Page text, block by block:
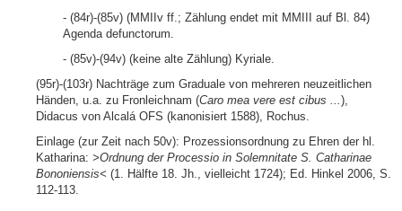
- (84r)-(85v) (MMIIv ff.; Zählung endet mit MMIII auf Bl. 84)
Agenda defunctorum.
- (85v)-(94v) (keine alte Zählung) Kyriale.
(95r)-(103r) Nachträge zum Graduale von mehreren neuzeitlichen
Händen, u.a. zu Fronleichnam (Caro mea vere est cibus ... ),
Didacus von Alcalá OFS (kanonisiert 1588), Rochus.
Einlage (zur Zeit nach 50v): Prozessionsordnung zu Ehren der hl.
Katharina: >Ordnung der Processio in Solemnitate S. Catharinae
Bononiensis< (1. Hälfte 18. Jh., vielleicht 1724); Ed. Hinkel 2006, S.
112-113.